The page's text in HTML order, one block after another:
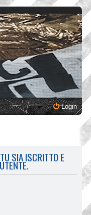
Login
SIA ISCRITTO E